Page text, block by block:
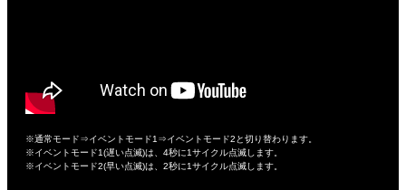
※通常モード⇒イベントモード1⇒イベントモード2と切り替わります。
※イベントモード1(遅い点滅)は、4秒に1サイクル点滅します。
※イベントモード2(早い点滅)は、2秒に1サイクル点滅します。